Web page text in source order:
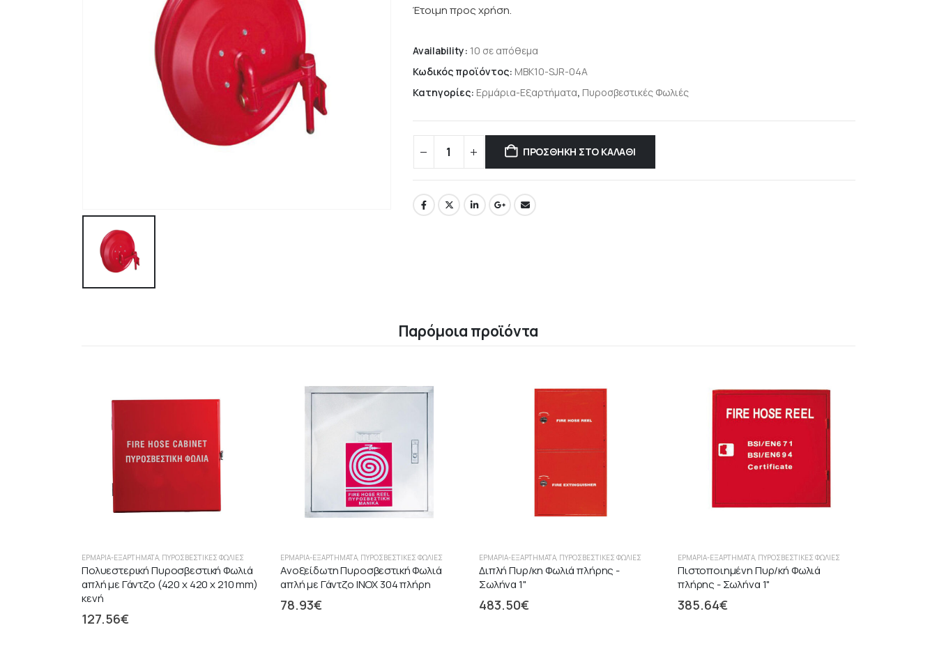
Έτοιμη προς χρήση.
Availability: 10 σε απόθεμα
Κωδικός προϊόντος: MBK10-SJR-04A
Κατηγορίες: Ερμάρια-Εξαρτήματα, Πυροσβεστικές Φωλιές
ΠΡΟΣΘΉΚΗ ΣΤΟ ΚΑΛΆΘΙ
Παρόμοια προϊόντα
ΕΡΜΆΡΙΑ-ΕΞΑΡΤΉΜΑΤΑ ΠΥΡΟΣΒΕΣΤΙΚΈΣ ΦΩΛΙΈΣ
Πολυεστερική Πυροσβεστική Φωλιά
απλή με Γάντζο (420 x 420 x 210 mm)
κενή
127.56€
ΕΡΜΆΡΙΑ-ΕΞΑΡΤΉΜΑΤΑ ΠΥΡΟΣΒΕΣΤΙΚΈΣ ΦΩΛΙΈΣ
Ανοξείδωτη Πυροσβεστική Φωλιά
απλή με Γάντζο ΙΝΟΧ 304 πλήρη
78.93€
ΕΡΜΆΡΙΑ-ΕΞΑΡΤΉΜΑΤΑ ΠΥΡΟΣΒΕΣΤΙΚΈΣ ΦΩΛΙΈΣ
Διπλή Πυρ/κη Φωλιά πλήρης -
Σωλήνα 1"
483.50€
ΕΡΜΆΡΙΑ-ΕΞΑΡΤΉΜΑΤΑ ΠΥΡΟΣΒΕΣΤΙΚΈΣ ΦΩΛΙΈΣ
Πιστοποιημένη Πυρ/κή Φωλιά
πλήρης - Σωλήνα 1"
385.64€